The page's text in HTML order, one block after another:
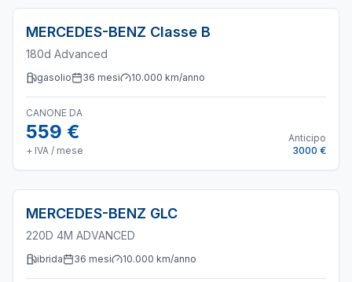
MERCEDES-BENZ Classe B
180d Advanced
gasolio 36 mesi 10.000 km/anno
CANONE DA
559 €
+ IVA / mese
Anticipo
3000 €
MERCEDES-BENZ GLC
220D 4M ADVANCED
ibrida 36 mesi 10.000 km/anno